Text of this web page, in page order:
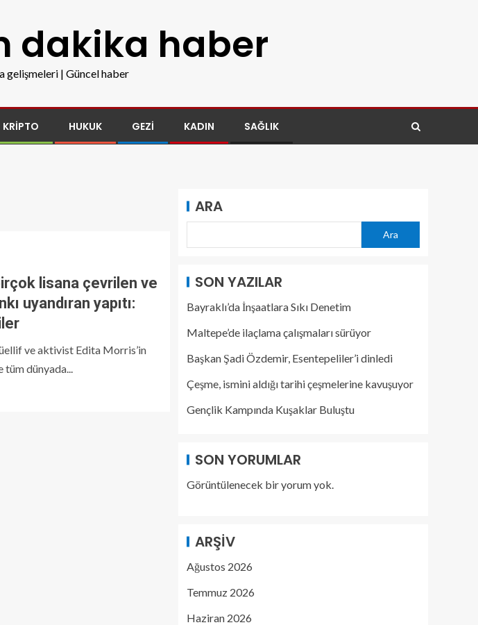
dakika haber
gelişmeleri | Güncel haber
KRIPTO HUKUK GEZI KADIN SAĞLIK
lisana çevrilen ve
uyandıran yapıtı:
ve aktivist Edita Morris’in
dünyada...
ARA
Ara
SON YAZILAR
Bayraklı’da İnşaatlara Sıkı Denetim
Maltepe’de ilaçlama çalışmaları sürüyor
Başkan Şadi Özdemir, Esentepeliler’i dinledi
Çeşme, ismini aldığı tarihi çeşmelerine kavuşuyor
Gençlik Kampında Kuşaklar Buluştu
SON YORUMLAR
Görüntülenecek bir yorum yok.
ARŞIV
Ağustos 2026
Temmuz 2026
Haziran 2026